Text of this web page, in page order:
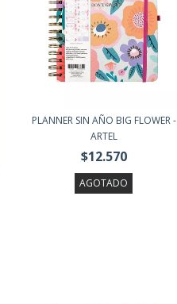
PLANNER SIN AÑO BIG FLOWER -
ARTEL
$12.570
AGOTADO